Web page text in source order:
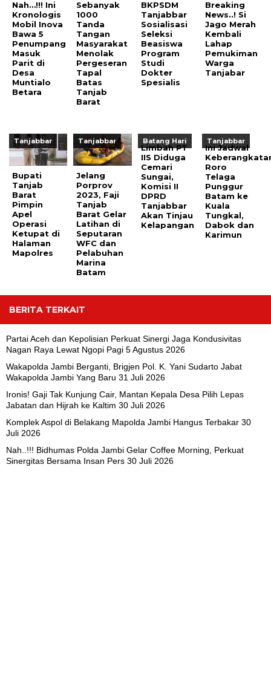
Nah…!!! Ini
Kronologis
Mobil Inova
Bawa 5
Penumpang
Masuk
Parit di
Desa
Muntialo
Betara
Sebanyak
1000
Tanda
Tangan
Masyarakat
Menolak
Pergeseran
Tapal
Batas
Tanjab
Barat
BKPSDM
Tanjabbar
Sosialisasi
Seleksi
Beasiswa
Program
Studi
Dokter
Spesialis
Breaking
News..! Si
Jago Merah
Kembali
Lahap
Pemukiman
Warga
Tanjabar
Tanjabbar
Bupati
Tanjab
Barat
Pimpin
Apel
Operasi
Ketupat di
Halaman
Mapolres
Tanjabbar
Jelang
Porprov
2023, Faji
Tanjab
Barat Gelar
Latihan di
Seputaran
WFC dan
Pelabuhan
Marina
Batam
Batang Hari
Limbah PT
IIS Diduga
Cemari
Sungai,
Komisi II
DPRD
Tanjabbar
Akan Tinjau
Kelapangan
Tanjabbar
Ini Jadwal
Roro
Telaga
Punggur
Batam ke
Kuala
Tungkal,
Dabok dan
Karimun
BERITA TERKAIT
Partai Aceh dan Kepolisian Perkuat Sinergi Jaga Kondusivitas
Nagan Raya Lewat Ngopi Pagi 5 Agustus 2026
Wakapolda Jambi Berganti, Brigjen Pol. K. Yani Sudarto Jabat
Wakapolda Jambi Yang Baru 31 Juli 2026
Ironis! Gaji Tak Kunjung Cair, Mantan Kepala Desa Pilih Lepas
Jabatan dan Hijrah ke Kaltim 30 Juli 2026
Komplek Aspol di Belakang Mapolda Jambi Hangus Terbakar 30
Juli 2026
Nah..!!! Bidhumas Polda Jambi Gelar Coffee Morning, Perkuat
Sinergitas Bersama Insan Pers 30 Juli 2026